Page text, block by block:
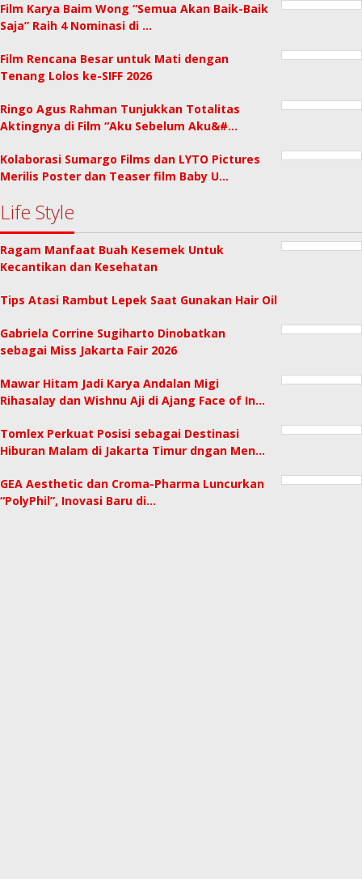
Film Karya Baim Wong “Semua Akan Baik-Baik
Saja” Raih 4 Nominasi di …
Film Rencana Besar untuk Mati dengan
Tenang Lolos ke-SIFF 2026
Ringo Agus Rahman Tunjukkan Totalitas
Aktingnya di Film “Aku Sebelum Aku&#…
Kolaborasi Sumargo Films dan LYTO Pictures
Merilis Poster dan Teaser film Baby U…
Life Style
Ragam Manfaat Buah Kesemek Untuk
Kecantikan dan Kesehatan
Tips Atasi Rambut Lepek Saat Gunakan Hair Oil
Gabriela Corrine Sugiharto Dinobatkan
sebagai Miss Jakarta Fair 2026
Mawar Hitam Jadi Karya Andalan Migi
Rihasalay dan Wishnu Aji di Ajang Face of In…
Tomlex Perkuat Posisi sebagai Destinasi
Hiburan Malam di Jakarta Timur dngan Men…
GEA Aesthetic dan Croma-Pharma Luncurkan
“PolyPhil”, Inovasi Baru di…